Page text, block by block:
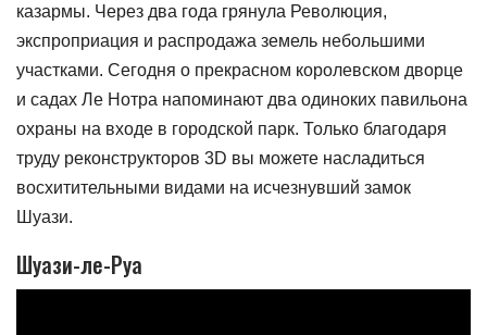
казармы. Через два года грянула Революция,
экспроприация и распродажа земель небольшими
участками. Сегодня о прекрасном королевском дворце
и садах Ле Нотра напоминают два одиноких павильона
охраны на входе в городской парк. Только благодаря
труду реконструкторов 3D вы можете насладиться
восхитительными видами на исчезнувший замок
Шуази.
Шуази-ле-Руа